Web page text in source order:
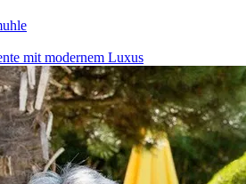
mit modernem Luxus